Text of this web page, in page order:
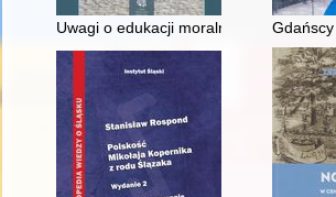
Uwagi o edukacji moralnej synów